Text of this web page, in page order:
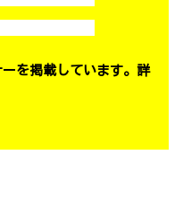
を掲載しています。詳